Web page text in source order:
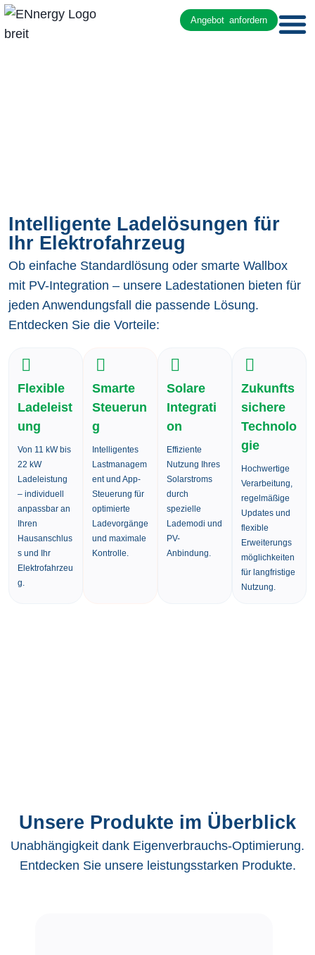
Angebot anfordern
Intelligente Ladelösungen für
Ihr Elektrofahrzeug
Ob einfache Standardlösung oder smarte Wallbox
mit PV-Integration – unsere Ladestationen bieten für
jeden Anwendungsfall die passende Lösung.
Entdecken Sie die Vorteile:
Flexible
Ladeleist
ung
Von 11 kW bis
22 kW
Ladeleistung
– individuell
anpassbar an
Ihren
Hausanschlus
s und Ihr
Elektrofahrzeu
g.
Smarte
Steuerun
g
Intelligentes
Lastmanagem
ent und App-
Steuerung für
optimierte
Ladevorgänge
und maximale
Kontrolle.
Solare
Integrati
on
Effiziente
Nutzung Ihres
Solarstroms
durch
spezielle
Lademodi und
PV-
Anbindung.
Zukunfts
sichere
Technolo
gie
Hochwertige
Verarbeitung,
regelmäßige
Updates und
flexible
Erweiterungs
möglichkeiten
für langfristige
Nutzung.
Unsere Produkte im Überblick
Unabhängigkeit dank Eigenverbrauchs-Optimierung.
Entdecken Sie unsere leistungsstarken Produkte.